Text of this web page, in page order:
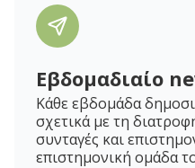
Εβδομαδιαίο
Κάθε εβδομάδα
σχετικά με τη
συνταγές και
επιστημονική ομάδα